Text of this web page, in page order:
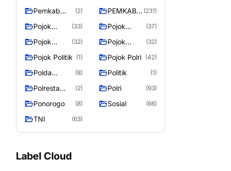
Pemkab
Raya
(2)
PEMKAB
RAYA
(231)
Pojok
(33)
Pojok
(37)
Pojok
(32)
Pojok
(32)
Pojok Politik (1) Pojok Polri (42)
Polda
Tengah
(8) Politik (1)
Polresta
Raya
(2) Polri (93)
Ponorogo (8) Sosial (66)
TNI (63)
Label Cloud